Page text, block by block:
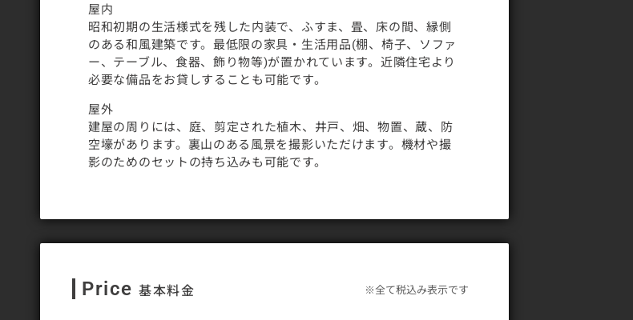
屋内
昭和初期の生活様式を残した内装で、ふすま、畳、床の間、縁側
のある和風建築です。最低限の家具・生活用品(棚、椅子、ソファ
ー、テーブル、食器、飾り物等)が置かれています。近隣住宅より
必要な備品をお貸しすることも可能です。
屋外
建屋の周りには、庭、剪定された植木、井戸、畑、物置、蔵、防
空壕があります。裏山のある風景を撮影いただけます。機材や撮
影のためのセットの持ち込みも可能です。
Price 基本料金 ※全て税込み表示です